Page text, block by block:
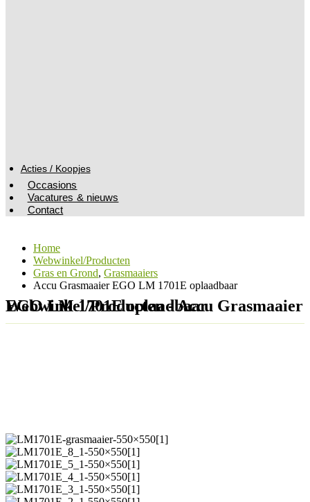
Acties / Koopjes
Occasions
Vacatures & nieuws
Contact
Home
Webwinkel/Producten
Gras en Grond, Grasmaaiers
Accu Grasmaaier EGO LM 1701E oplaadbaar
Webwinkel/Producten - Accu Grasmaaier EGO LM 1701E oplaadbaar